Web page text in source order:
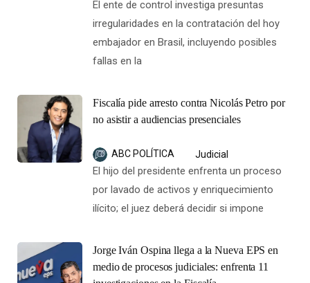
El ente de control investiga presuntas
irregularidades en la contratación del hoy
embajador en Brasil, incluyendo posibles
fallas en la
Fiscalía pide arresto contra Nicolás Petro por
no asistir a audiencias presenciales
ABC POLÍTICA Judicial
El hijo del presidente enfrenta un proceso
por lavado de activos y enriquecimiento
ilícito; el juez deberá decidir si impone
Jorge Iván Ospina llega a la Nueva EPS en
medio de procesos judiciales: enfrenta 11